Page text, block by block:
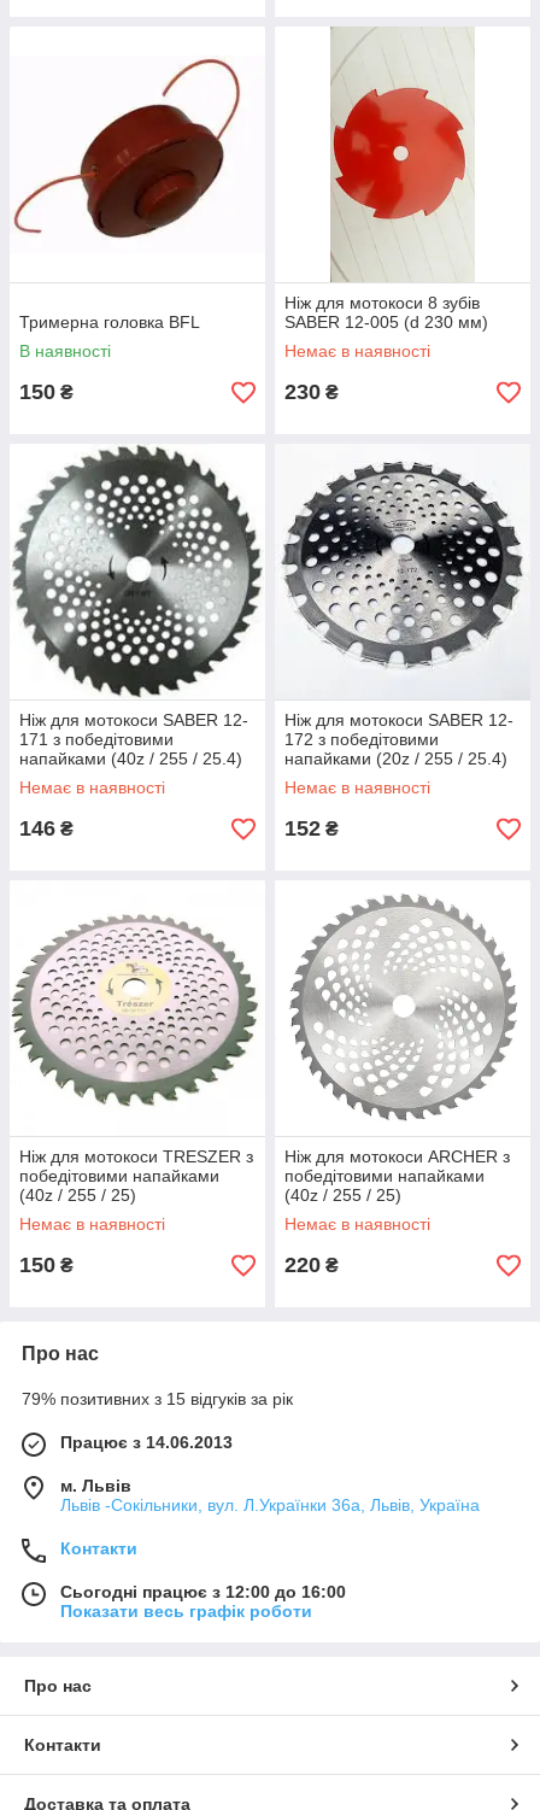
Тримерна головка BFL
В наявності
150 ₴
Ніж для мотокоси 8 зубів
SABER 12-005 (d 230 мм)
Немає в наявності
230 ₴
Ніж для мотокоси SABER 12-
171 з победітовими
напайками (40z / 255 / 25.4)
Немає в наявності
146 ₴
Ніж для мотокоси SABER 12-
172 з победітовими
напайками (20z / 255 / 25.4)
Немає в наявності
152 ₴
Ніж для мотокоси TRESZER з
победітовими напайками
(40z / 255 / 25)
Немає в наявності
150 ₴
Ніж для мотокоси ARCHER з
победітовими напайками
(40z / 255 / 25)
Немає в наявності
220 ₴
Про нас
79% позитивних з 15 відгуків за рік
Працює з 14.06.2013
м. Львів
Львів -Сокільники, вул. Л.Українки 36а, Львів, Україна
Контакти
Сьогодні працює з 12:00 до 16:00
Показати весь графік роботи
Про нас
Контакти
Доставка та оплата